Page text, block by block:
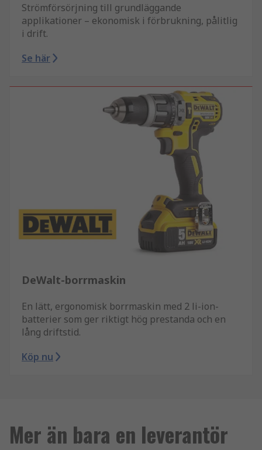
Strömförsörjning till grundläggande
applikationer – ekonomisk i förbrukning, pålitlig
i drift.
Se här
DeWalt-borrmaskin
En lätt, ergonomisk borrmaskin med 2 li-ion-
batterier som ger riktigt hög prestanda och en
lång driftstid.
Köp nu
Mer än bara en leverantör